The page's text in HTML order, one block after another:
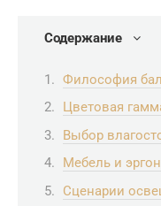
Содержание
Философия
Цветовая
Выбор
Мебель и
Сценарии